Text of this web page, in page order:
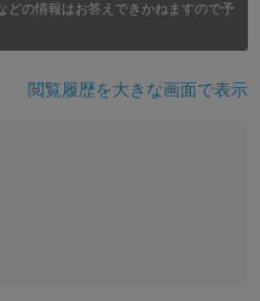
どの情報はお答えできかねますので予
閲覧履歴を大きな画面で表示
円